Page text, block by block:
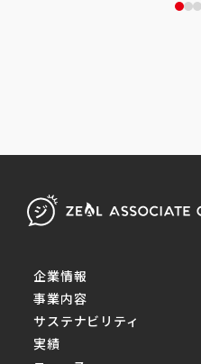
企業情報
事業内容
サステナビリティ
実績